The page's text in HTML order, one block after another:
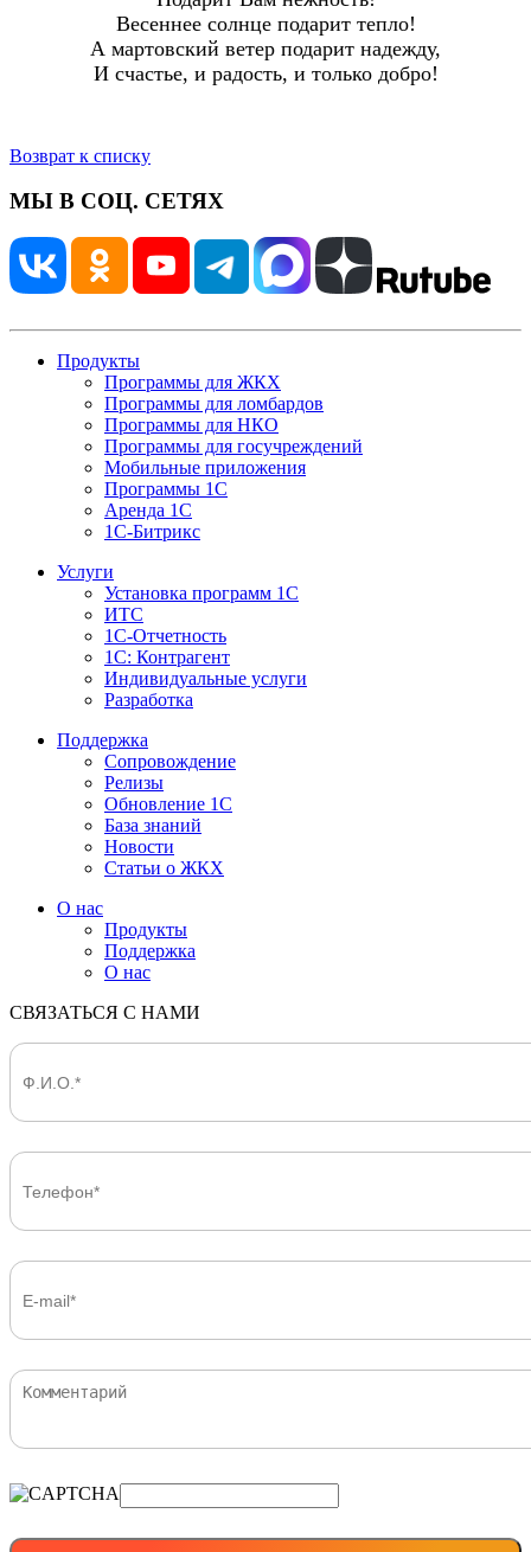
Весеннее солнце подарит тепло!
А мартовский ветер подарит надежду,
И счастье, и радость, и только добро!
Возврат к списку
МЫ В СОЦ. СЕТЯХ
Продукты
Программы для ЖКХ
Программы для ломбардов
Программы для НКО
Программы для госучреждений
Мобильные приложения
Программы 1С
Аренда 1С
1С-Битрикс
Услуги
Установка программ 1С
ИТС
1С-Отчетность
1С: Контрагент
Индивидуальные услуги
Разработка
Поддержка
Сопровождение
Релизы
Обновление 1С
База знаний
Новости
Статьи о ЖКХ
О нас
Продукты
Поддержка
О нас
СВЯЗАТЬСЯ С НАМИ